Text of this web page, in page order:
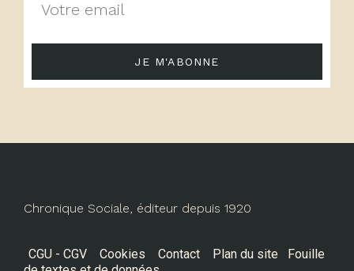
JE M'ABONNE
Chronique Sociale, éditeur depuis 1920
CGU - CGV Cookies Contact Plan du site
Fouille